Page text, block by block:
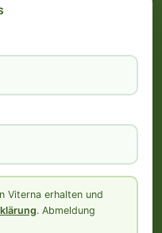
Viterna erhalten und
. Abmeldung